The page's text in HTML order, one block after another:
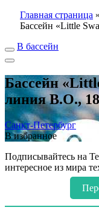
Главная страница »
Бассейн «Little
В бассейн
Бассейн
линия В.О., 18
Санкт-Петербург
В избранное
Подписывайтесь на
интересное из мира